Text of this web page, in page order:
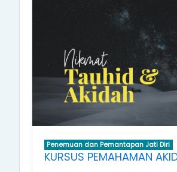
Penemuan dan Pemantapan Jati Diri
KURSUS PEMAHAMAN